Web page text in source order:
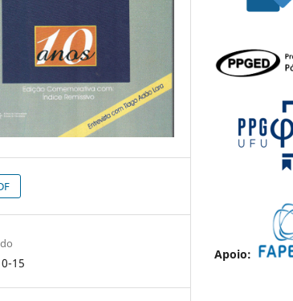
15
Apoio: